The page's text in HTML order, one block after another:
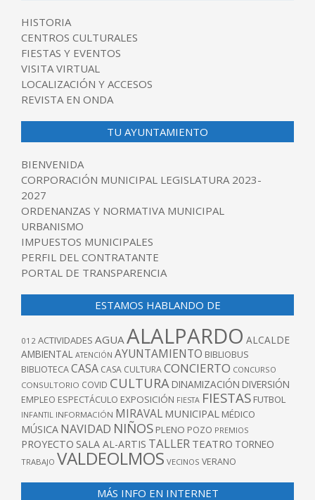
HISTORIA
CENTROS CULTURALES
FIESTAS Y EVENTOS
VISITA VIRTUAL
LOCALIZACIÓN Y ACCESOS
REVISTA EN ONDA
TU AYUNTAMIENTO
BIENVENIDA
CORPORACIÓN MUNICIPAL LEGISLATURA 2023-
2027
ORDENANZAS Y NORMATIVA MUNICIPAL
URBANISMO
IMPUESTOS MUNICIPALES
PERFIL DEL CONTRATANTE
PORTAL DE TRANSPARENCIA
ESTAMOS HABLANDO DE
012 ACTIVIDADES AGUAALALPARDO ALCALDE
AMBIENTAL ATENCIÓN AYUNTAMIENTO BIBLIOBUS
BIBLIOTECACASA CASA CULTURACONCIERTO CONCURSO
CONSULTORIO COVID CULTURA DINAMIZACIÓN DIVERSIÓN
EMPLEO ESPECTÁCULO EXPOSICIÓN FIESTA FIESTAS FUTBOL
INFANTIL INFORMACIÓN MIRAVAL MUNICIPAL MÉDICO
MÚSICA NAVIDAD NIÑOS PLENO POZO PREMIOS
PROYECTO SALA AL-ARTIS TALLER TEATRO TORNEO
TRABAJO VALDEOLMOS VECINOS VERANO
MÁS INFO EN INTERNET